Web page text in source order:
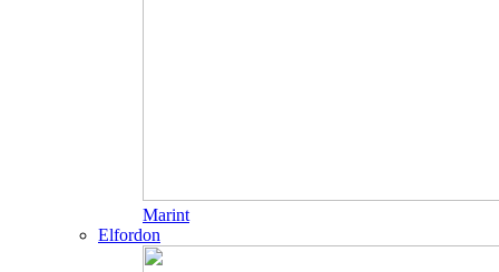
Marint
Elfordon